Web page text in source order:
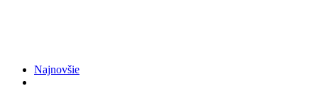
Najnovšie